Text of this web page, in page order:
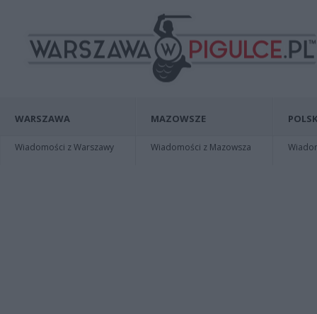
WARSZAWA
Wiadomości z Warszawy
MAZOWSZE
Wiadomości z Mazowsza